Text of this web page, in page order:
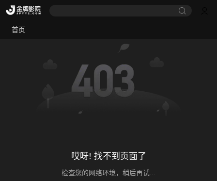
首页
哎呀! 找不到页面了
检查您的网络环境，稍后再试...